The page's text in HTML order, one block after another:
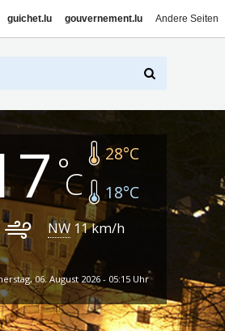
guichet.lu gouvernement.lu Andere Seiten
28°C
18°C
NW 11km/h
06. August 2026 - 05:15 Uhr